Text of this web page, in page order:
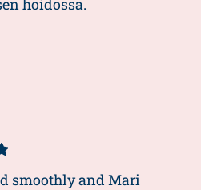
hoidossa.
smoothly and Mari